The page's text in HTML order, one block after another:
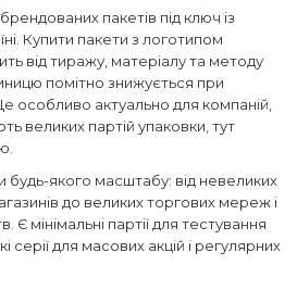
пакетів під ключ із
Купити пакети з логотипом
від тиражу, матеріалу та методу
помітно знижується при
особливо актуально для компаній,
великих партій упаковки, тут
якого масштабу: від невеликих
до великих торгових мереж і
Є мінімальні партії для тестування
серії для масових акцій і регулярних